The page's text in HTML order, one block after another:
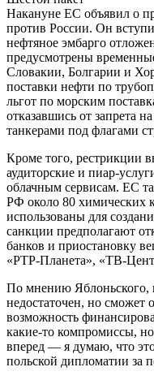
Накануне ЕС объявил о
против России. Он
нефтяное эмбарго
предусмотрены
Словакии, Болгарии и
поставки нефти по
льгот по морским
отказавшись от запрета
танкерами под флагами
Кроме того, рестрикции
аудиторские и пиар-
облачным сервисам. ЕС
РФ около 80 химических
использованы для
санкции предполагают
банков и приостановку
«РТР-Планета», «ТВ-
По мнению Яблоньского,
недостаточен, но сможет
возможность
какие-то компромиссы,
вперед — я думаю, что
польской дипломатии за